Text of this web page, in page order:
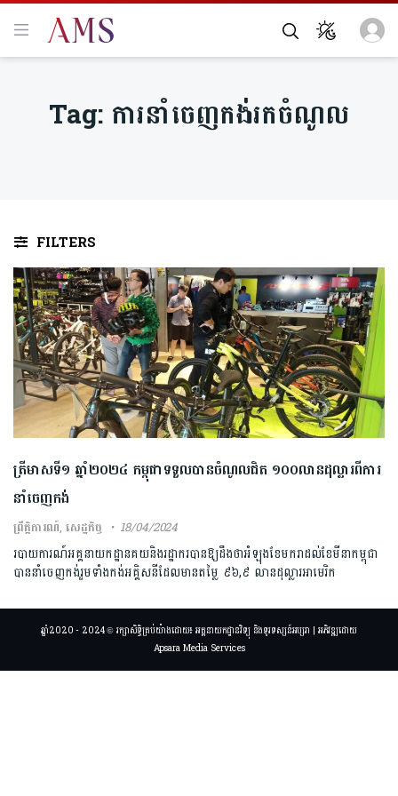
Tag: ការនាំចេញកង់រកចំណូល
FILTERS
ត្រីមាស​ទី​១ ​ឆ្នាំ​២​០​២​៤​ កម្ពុជាទទួលបានចំណូលជិត ១០០លានដុល្លារពីការ
នាំចេញ​កង់​
ព្រឹត្តិការណ៍,សេដ្ឋកិច្ច 18/04/2024
របាយការណ៍អគ្គនាយកដ្ឋានគយនិងរដ្ឋាករបានឱ្យដឹងថាអំឡុងខែមករាដល់ខែមីនាកម្ពុជា
បាននាំចេញកង់រួមទាំងកង់អគ្គិសនីដែលមានតម្លៃ ៩៦,៩ លានដុល្លារអាមេរិក
ឆ្នាំ2020 - 2024 © រក្សាសិទ្ធិគ្រប់យ៉ាងដោយ៖ អគ្គនាយកដ្ឋានវិទ្យុ និងទូរទស្សន៍អប្សរា | អភិវឌ្ឍដោយ
Apsara Media Services